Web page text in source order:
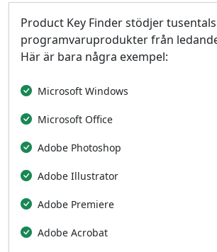
Product Key Finder stödjer tusentals
programvaruprodukter från
Här är bara några exempel:
Microsoft Windows
Microsoft Office
Adobe Photoshop
Adobe Illustrator
Adobe Premiere
Adobe Acrobat